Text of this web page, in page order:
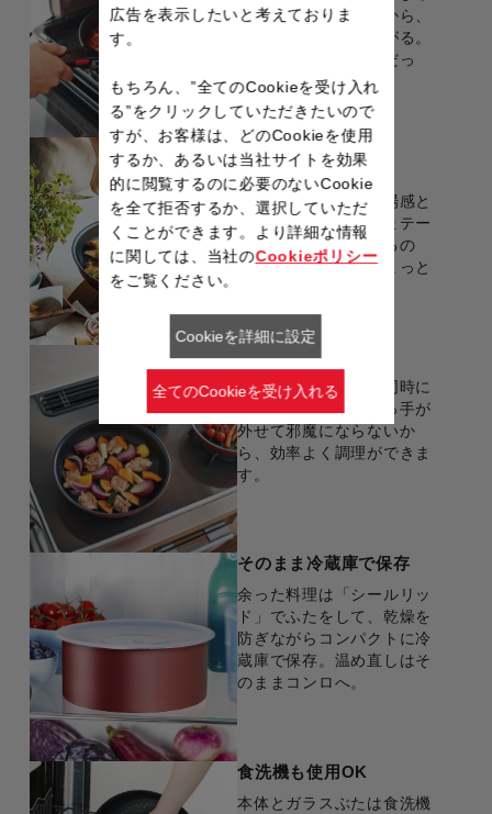
ーブンに入れられるから、
料理の幅がグッと広がる。
手の込んだメニューだっ
て、ストレスフリー！
熱々をそのまま
テーブルへ
できたての料理の臨場感と
おいしさを、そのままテー
ブルへ。洗い物が減るの
も、忙しい日々にちょっと
同時調理もスムーズ
狭いコンロで複数を同時に
調理するときも、取っ手が
外せて邪魔にならないか
ら、効率よく調理ができま
す。
そのまま冷蔵庫で保存
余った料理は「シールリッ
ド」でふたをして、乾燥を
防ぎながらコンパクトに冷
蔵庫で保存。温め直しはそ
のままコンロへ。
食洗機も使用OK
本体とガラスぶたは食洗機
広告を表示したいと考えておりま
す。
もちろん、”全てのCookieを受け入れ
る”をクリックしていただきたいので
すが、お客様は、どのCookieを使用
するか、あるいは当社サイトを効果
的に閲覧するのに必要のないCookie
を全て拒否するか、選択していただ
くことができます。より詳細な情報
に関しては、当社のCookieポリシー
をご覧ください。
Cookieを詳細に設定
全てのCookieを受け入れる